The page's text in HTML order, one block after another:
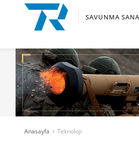
SAVUNMA
Anasayfa Teknoloji